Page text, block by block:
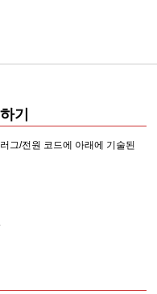
기
그/전원 코드에 아래에 기술된